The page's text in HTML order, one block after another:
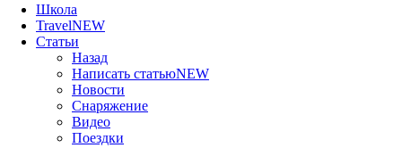
Школа
TravelNEW
Статьи
Назад
Написать статьюNEW
Новости
Снаряжение
Видео
Поездки